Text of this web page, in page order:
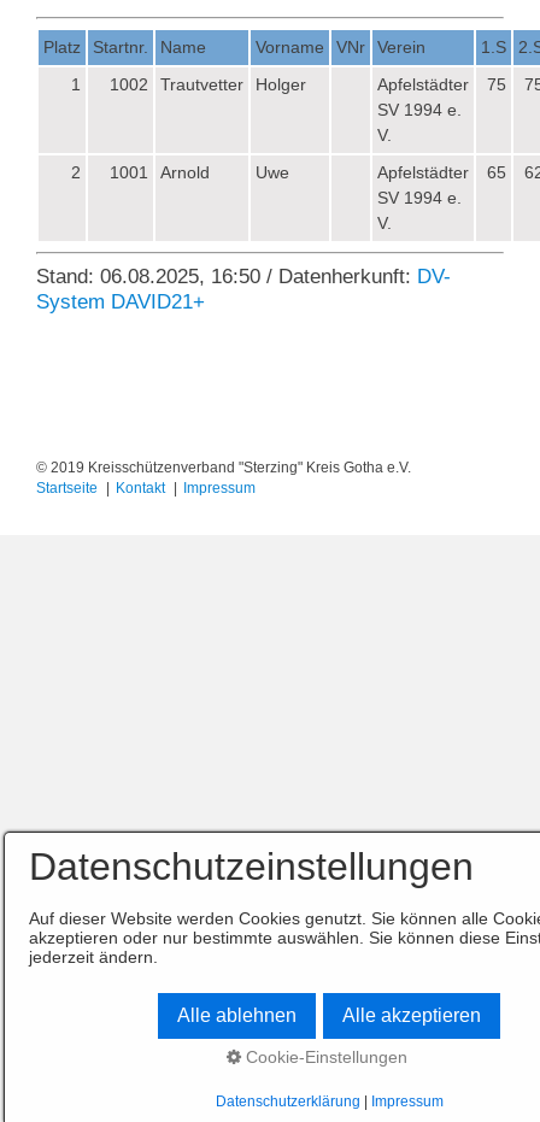
Platz Startnr. Name Vorname VNr Verein 1.S
1
1002 Trautvetter Holger
Apfelstädter
SV 1994 e.
V.
75
2 1001 Arnold Uwe
Apfelstädter
SV 1994 e.
V.
65
Stand: 06.08.2025, 16:50 / Datenherkunft: DV-
System DAVID21+
© 2019 Kreisschützenverband "Sterzing" Kreis Gotha e.V.
Startseite
Kontakt Impressum
Datenschutzeinstellungen
Auf dieser Website werden Cookies genutzt. Sie können alle
akzeptieren oder nur bestimmte auswählen. Sie können diese
jederzeit ändern.
Alle ablehnen Alle akzeptieren
Cookie-Einstellungen
Datenschutzerklärung Impressum